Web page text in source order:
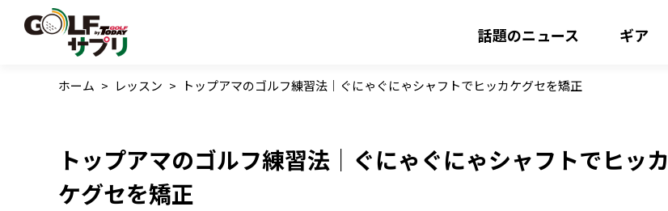
話題のニュース ギア
ホーム > レッスン > トップアマのゴルフ練習法｜ぐにゃぐにゃシャフトでヒッカケグセを矯正
トップアマのゴルフ練習法｜ぐにゃぐにゃシャフトでヒッカ
ケグセを矯正